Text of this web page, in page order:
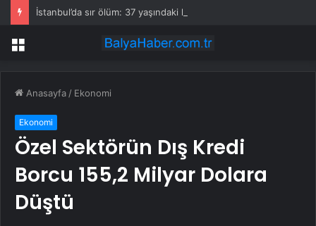
Menü
Anasayfa / Ekonomi
Ekonomi
Özel Sektörün Dış Kredi
Borcu 155,2 Milyar Dolara
Düştü